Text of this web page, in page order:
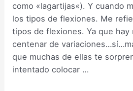
como «lagartijas«). Y cuando
los tipos de flexiones. Me
tipos de flexiones. Ya que hay
centenar de
que muchas de ellas te
intentado colocar …